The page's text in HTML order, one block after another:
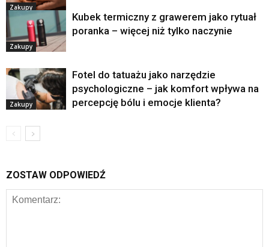
Zakupy
Zakupy
Kubek termiczny z grawerem jako rytuał
poranka – więcej niż tylko naczynie
Zakupy
Fotel do tatuażu jako narzędzie
psychologiczne – jak komfort wpływa na
percepcję bólu i emocje klienta?
ZOSTAW ODPOWIEDŹ